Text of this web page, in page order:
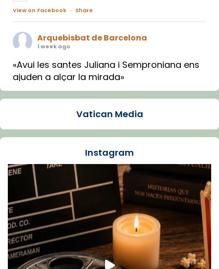
View on Facebook · Share
Arquebisbat de Barcelona
1 week ago
«Avui les santes Juliana i Semproniana ens
ajuden a alçar la mirada»
Mons. Sergi Gordo, bisbe de Tortosa, ha
Santes de Mataró.
🔗tinyurl.com/cvu5jmbk
Foto
View on Facebook Share
Arquebisbat de Barcelonais at Catedral
de Barcelona.
1 week ago
Aquest dilluns, 27 de juliol, ha tingut lloc la
missa d’acció de gràcies en agraïment al
Vatican Media
Instagram